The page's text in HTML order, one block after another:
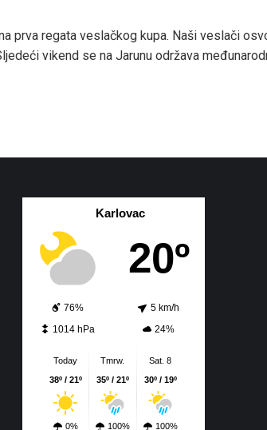
prva regata veslačkog kupa. Naši veslači
vikend se na Jarunu održava
Karlovac
20º
76%
5 km/h
1014 hPa
24%
Today
38º / 21º
0%
Tmrw.
35º / 21º
100%
Sat. 8
30º / 19º
100%